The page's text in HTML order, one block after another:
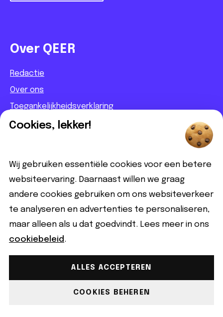
Over QEER
Redactie
Over ons
Toegankelijkheidsverklaring
Regels op de site
Lezen en kijken
Artikelen
Betekenissen
Cookies, lekker!
Wij gebruiken essentiële cookies voor een betere
websiteervaring. Daarnaast willen we graag
andere cookies gebruiken om ons websiteverkeer
te analyseren en advertenties te personaliseren,
maar alleen als u dat goedvindt. Lees meer in ons
cookiebeleid .
ALLES ACCEPTEREN
COOKIES BEHEREN